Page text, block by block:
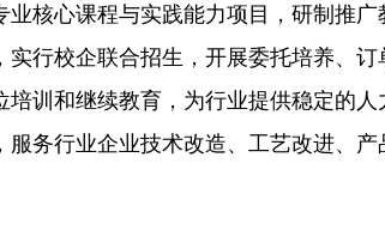
核心课程与实践能力项目，研制推
行校企联合招生，开展委托培养、订
训和继续教育，为行业提供稳定的
务行业企业技术改造、工艺改进、产